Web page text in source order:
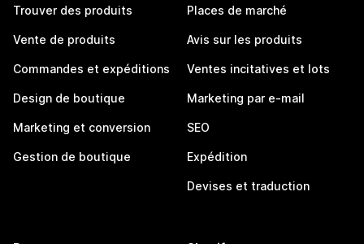
Trouver des produits
Vente de produits
Commandes et expéditions
Design de boutique
Marketing et conversion
Gestion de boutique
Places de marché
Avis sur les produits
Ventes incitatives et lots
Marketing par e-mail
SEO
Expédition
Devises et traduction